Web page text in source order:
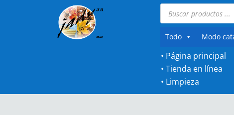
Búsqueda
productos
Todo
Modo
• Página principal
•Tienda en línea
• Limpieza